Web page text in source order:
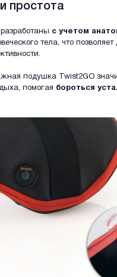
простота
с учетом
тела, что позволяет
подушка Twist2GO
помогая бороться